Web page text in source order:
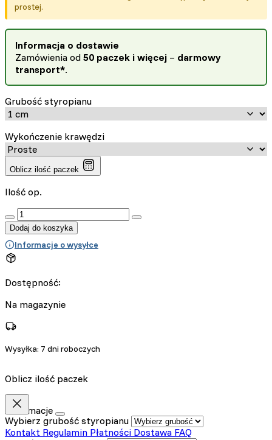
prostej.
Informacja o dostawie
Zamówienia od 50 paczek i więcej – darmowy
transport*.
Grubość styropianu
Wykończenie krawędzi
Oblicz ilość paczek
Ilość op.
:product_name quantity
Dodaj do koszyka
Informacje o wysyłce
Dostępność:
Na magazynie
Wysyłka: 7 dni roboczych
Oblicz ilość paczek
Wybierz grubość styropianu
Informacje
Kontakt Regulamin Płatności Dostawa FAQ